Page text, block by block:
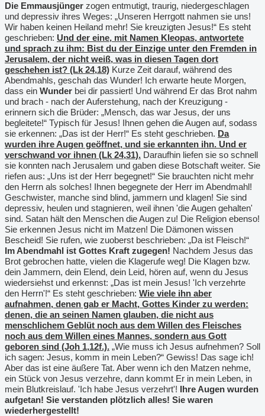
Die Emmausjünger zogen entmutigt, traurig, niedergeschlagen
und depressiv ihres Weges: „Unseren Herrgott nahmen sie uns!
Wir haben keinen Heiland mehr! Sie kreuzigten Jesus!“ Es steht
geschrieben: Und der eine, mit Namen Kleopas, antwortete
und sprach zu ihm: Bist du der Einzige unter den Fremden in
Jerusalem, der nicht weiß, was in diesen Tagen dort
geschehen ist? (Lk 24,18) Kurze Zeit darauf, während des
Abendmahls, geschah das Wunder! Ich erwarte heute Morgen,
dass ein Wunder bei dir passiert! Und während Er das Brot nahm
und brach - nach der Auferstehung, nach der Kreuzigung -
erinnern sich die Brüder: „Mensch, das war Jesus, der uns
begleitete!“ Typisch für Jesus! Ihnen gehen die Augen auf, sodass
sie erkennen: „Das ist der Herr!“ Es steht geschrieben. Da
wurden ihre Augen geöffnet, und sie erkannten ihn. Und er
verschwand vor ihnen (Lk 24,31). Daraufhin liefen sie so schnell
sie konnten nach Jerusalem und gaben diese Botschaft weiter. Sie
riefen aus: „Uns ist der Herr begegnet!“ Sie brauchten nicht mehr
den Herrn als solches! Ihnen begegnete der Herr im Abendmahl!
Geschwister, manche sind blind, jammern und klagen! Sie sind
depressiv, heulen und stagnieren, weil ihnen 'die Augen gehalten'
sind. Satan hält den Menschen die Augen zu! Die Religion ebenso!
Sie erkennen Jesus nicht im Matzen! Die Dämonen wissen
Bescheid! Sie rufen, wie zuoberst beschrieben: „Da ist Fleisch!“
Im Abendmahl ist Gottes Kraft zugegen! Nachdem Jesus das
Brot gebrochen hatte, vielen die Klagerufe weg! Die Klagen bzw.
dein Jammern, dein Elend, dein Leid, hören auf, wenn du Jesus
wiedersiehst und erkennst: „Das ist mein Jesus! 'Ich verzehrte
den Herrn'!“ Es steht geschrieben: Wie viele ihn aber
aufnahmen, denen gab er Macht, Gottes Kinder zu werden:
denen, die an seinen Namen glauben, die nicht aus
menschlichem Geblüt noch aus dem Willen des Fleisches
noch aus dem Willen eines Mannes, sondern aus Gott
geboren sind (Joh 1,12f.). „Wie muss ich Jesus aufnehmen? Soll
ich sagen: Jesus, komm in mein Leben?“ Gewiss! Das sage ich!
Aber das ist eine äußere Tat. Aber wenn ich den Matzen nehme,
ein Stück von Jesus verzehre, dann kommt Er in mein Leben, in
mein Blutkreislauf. 'Ich habe Jesus verzehrt'!
Ihre Augen wurden
aufgetan! Sie verstanden plötzlich alles! Sie waren
wiederhergestellt!